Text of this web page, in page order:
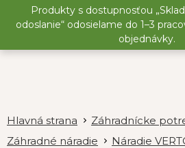
Produkty s dostupnosťou
odoslanie“ odosielame do 1–3
objednávky.
Záhradnícke
Záhradné náradie
Náradie